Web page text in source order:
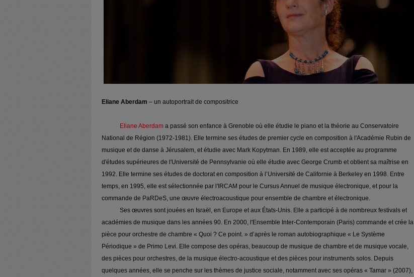
Eliane Aberdam – un autoportrait de compositrice
Eliane Aberdam a passé son enfance à Grenoble où elle étudie le piano et la théorie au Conservatoire
National de Région (1972-1981). Elle termine ses études de premier cycle en composition à l'Académie Rubin de
musique et de danse à Jérusalem, et étudie avec Mark Kopytman. En 1989, elle est acceptée au programme
d'études supérieures de l'Université de Pennsylvanie où elle étudie avec George Crumb et obtient sa maîtrise en
1992. Elle termine ses études de doctorat en composition à l’Université de Californie à Berkeley en 1998. Entre
temps, en 1995, elle est sélectionnée par l'IRCAM pour le Cursus Annuel de musique électronique, et pour la
commande de PaRDeS, une œuvre électroacoustique pour ensemble de chambre et électronique.
Ses œuvres sont jouées en Israël, en Europe et aux États-Unis. Elle a participé à de nombreux festivals et
académies de musique dans les années 90. En 2000, l'Ensemble Inter-Contemporain (Paris) commande et crée la
pièce pour orchestre de chambre « Quoi ? Ce point. » d’après le roman autobiographique « Le Système
Périodique » de Primo Levi. Elle compose des opéras, beaucoup de musique de chambre et de musique vocale,
des pièces pour orchestres, de la musique électro-acoustique et des pièces pour instruments solos. Depuis
quelques années, elle se penche sur les thèmes de justice sociale, notamment avec ses opéras « Tamar » (2007),